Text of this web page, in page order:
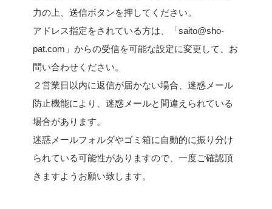
力の上、送信ボタンを押してください。
アドレス指定をされている方は、「saito@sho-
pat.com」からの受信を可能な設定に変更して、お
問い合わせください。
２営業日以内に返信が届かない場合、迷惑メール
防止機能により、迷惑メールと間違えられている
場合があります。
迷惑メールフォルダやゴミ箱に自動的に振り分け
られている可能性がありますので、一度ご確認頂
きますようお願い致します。